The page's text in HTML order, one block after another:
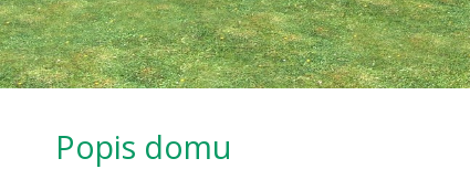
Popis domu